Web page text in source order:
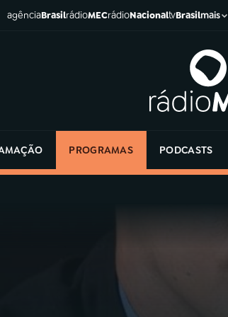
agênciaBrasilrádioMECrádioNacionaltvBrasilmais
PROGRAMAS PODCASTS